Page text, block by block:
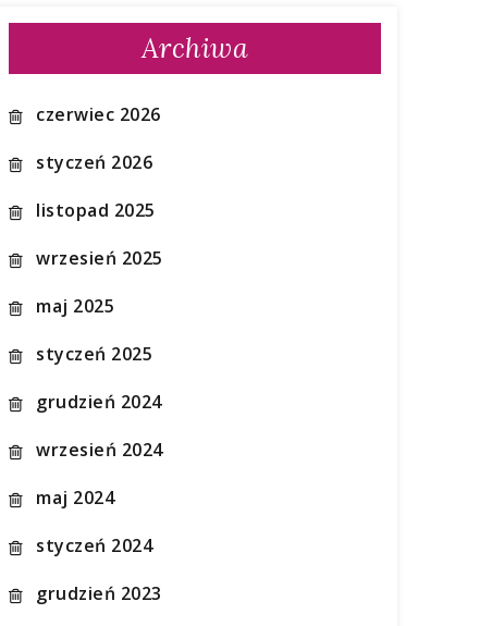
Archiwa
czerwiec 2026
styczeń 2026
listopad 2025
wrzesień 2025
maj 2025
styczeń 2025
grudzień 2024
wrzesień 2024
maj 2024
styczeń 2024
grudzień 2023